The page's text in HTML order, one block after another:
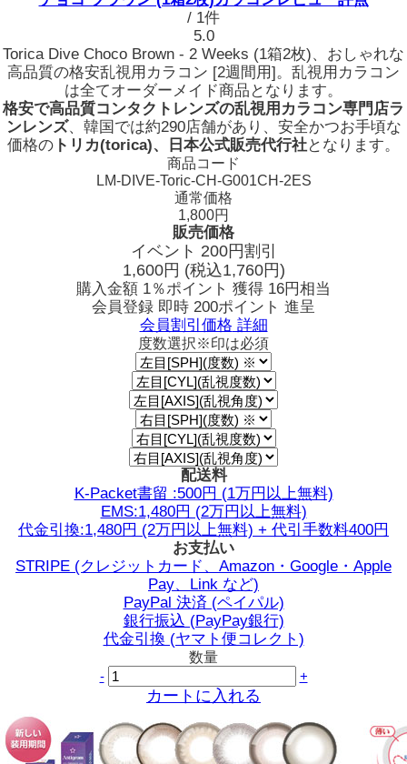
/ 1件
5.0
Torica Dive Choco Brown - 2 Weeks (1箱2枚)、おしゃれな
高品質の格安乱視用カラコン [2週間用]。乱視用カラコン
は全てオーダーメイド商品となります。
格安で高品質コンタクトレンズの乱視用カラコン専門店ラ
ンレンズ、韓国では約290店舗があり、安全かつお手頃な
価格の トリカ(torica)、日本公式販売代行社となります。
商品コード
LM-DIVE-Toric-CH-G001CH-2ES
通常価格
1,800円
販売価格
イベント 200円割引
1,600円 (税込1,760円)
購入金額 1％ポイント 獲得 16円相当
会員登録 即時 200ポイント 進呈
会員割引価格 詳細
度数選択※印は必須
配送料
K-Packet書留 :500円 (1万円以上無料)
EMS:1,480円 (2万円以上無料)
代金引換:1,480円 (2万円以上無料) + 代引手数料400円
お支払い
STRIPE (クレジットカード、Amazon・Google・Apple
Pay、Link など)
PayPal 決済 (ペイパル)
銀行振込 (PayPay銀行)
代金引換 (ヤマト便コレクト)
数量
-
+
カートに入れる